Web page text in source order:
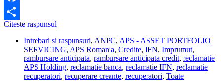
Facebook
Share
Citeste raspunsul
ca
AVANT
Leasing
și
APS
Intrebari si raspunsuri, ANPC, APS - ASSET PORTFOLIO
SERVICING, APS Romania, Credite, IFN, Imprumut,
rambursare anticipata, rambursare anticipata credit, reclamatie
APS Holding, reclamatie banca, reclamatie IFN, reclamatie
recuperatori, recuperare creante, recuperatori, Toate